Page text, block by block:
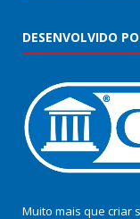
DESENVOLVIDO
Muito mais que criar